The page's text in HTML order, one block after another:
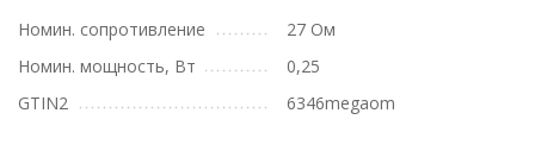
Номин. сопротивление
27 Ом
Номин. мощность, Вт
0,25
GTIN2
6346megaom